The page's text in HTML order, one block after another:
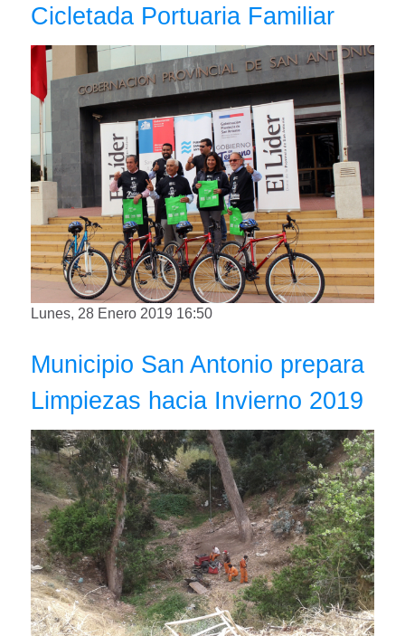
Cicletada Portuaria Familiar
Lunes, 28 Enero 2019 16:50
Municipio San Antonio prepara
Limpiezas hacia Invierno 2019